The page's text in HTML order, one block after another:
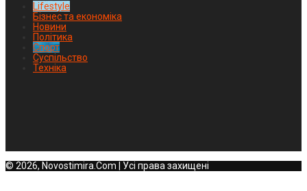
Lifestyle
Бізнес та економіка
Новини
Політика
Спорт
Суспільство
Техніка
© 2026, Novostimira.Com | Усі права захищені